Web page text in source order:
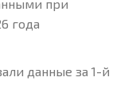
при
года
данные за 1-й